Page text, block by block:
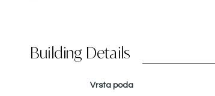
Building Details
Vrsta poda